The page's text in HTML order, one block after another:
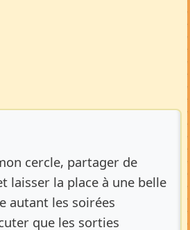
l’annonce
cercle, partager de
laisser la place à une belle
autant les soirées
que les sorties